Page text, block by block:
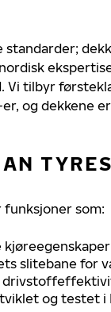
tilbyr
og dekkene
som:
slitebane for
og testet i